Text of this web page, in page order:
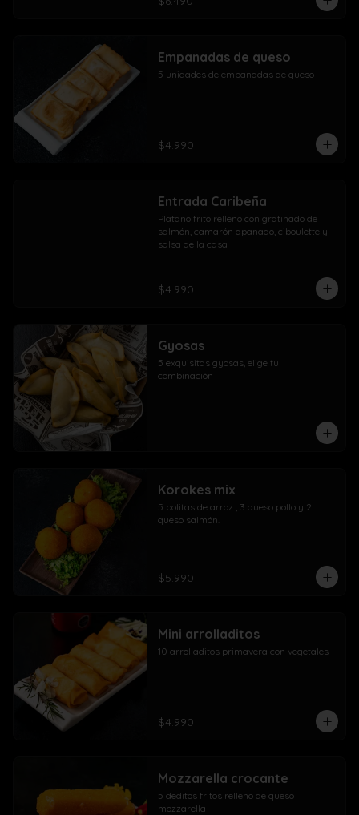
Empanadas de queso
5 unidades de empanadas de queso
$4.990
Entrada Caribeña
Platano frito relleno con gratinado de
salmón, camarón apanado, ciboulette y
salsa de la casa
$4.990
Gyosas
5 exquisitas gyosas, elige tu
combinación
Korokes mix
5 bolitas de arroz , 3 queso pollo y 2
queso salmón.
$5.990
Mini arrolladitos
10 arrolladitos primavera con vegetales
$4.990
Mozzarella crocante
5 deditos fritos relleno de queso
mozzarella